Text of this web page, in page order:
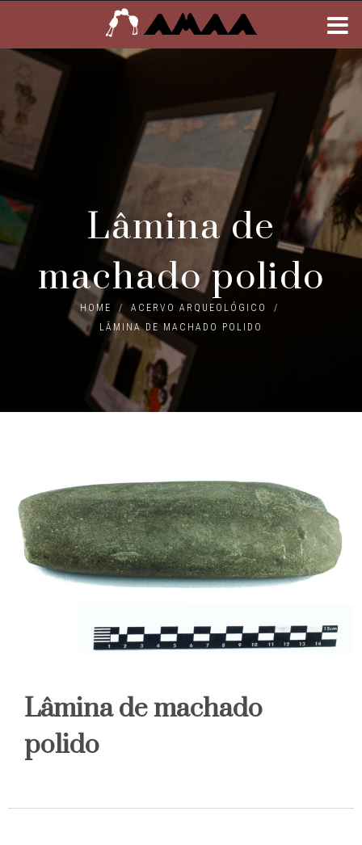
Lâmina de
machado polido
HOME / ACERVO ARQUEOLÓGICO
/
LÂMINA DE MACHADO POLIDO
Lâmina de machado
polido